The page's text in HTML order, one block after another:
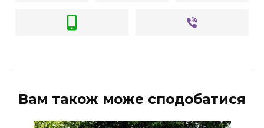
Вам також може сподобатися